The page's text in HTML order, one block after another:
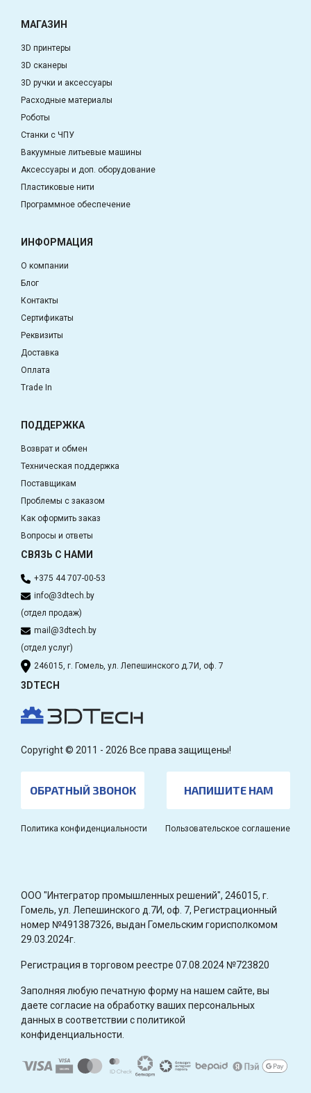
МАГАЗИН
3D принтеры
3D сканеры
3D ручки и аксессуары
Расходные материалы
Роботы
Станки с ЧПУ
Вакуумные литьевые машины
Аксессуары и доп. оборудование
Пластиковые нити
Программное обеспечение
ИНФОРМАЦИЯ
О компании
Блог
Контакты
Сертификаты
Реквизиты
Доставка
Оплата
Trade In
ПОДДЕРЖКА
Возврат и обмен
Техническая поддержка
Поставщикам
Проблемы с заказом
Как оформить заказ
Вопросы и ответы
СВЯЗЬ С НАМИ
+375 44 707-00-53
info@3dtech.by
(отдел продаж)
mail@3dtech.by
(отдел услуг)
246015, г. Гомель, ул. Лепешинского д.7И, оф. 7
3DTECH
Copyright © 2011 - 2026 Все права защищены!
ОБРАТНЫЙ ЗВОНОК НАПИШИТЕ НАМ
Политика конфиденциальности Пользовательское соглашение
OOO "Интегратор промышленных решений", 246015, г.
Гомель, ул. Лепешинского д.7И, оф. 7, Регистрационный
номер №491387326, выдан Гомельским горисполкомом
29.03.2024г.
Регистрация в торговом реестре 07.08.2024 №723820
Заполняя любую печатную форму на нашем сайте, вы
даете согласие на обработку ваших персональных
данных в соответствии с политикой
конфиденциальности.